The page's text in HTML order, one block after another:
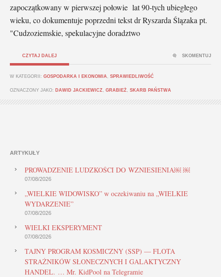
zapoczątkowany w pierwszej połowie lat 90-tych ubiegłego
wieku, co dokumentuje poprzedni tekst dr Ryszarda Ślązaka pt.
"Cudzoziemskie, spekulacyjne doradztwo
CZYTAJ DALEJ
W KATEGORII: GOSPODARKA I EKONOMIA SPRAWIEDLIWOŚĆ
OZNACZONY JAKO: DAWID JACKIEWICZ GRABIEŻ SKARB PAŃSTWA
SKOMENTUJ
ARTYKUŁY
PROWADZENIE LUDZKOŚCI DO WZNIESIENIA￼ ￼
07/08/2026
„WIELKIE WIDOWISKO” w oczekiwaniu na „WIELKIE
WYDARZENIE”
07/08/2026
WIELKI EKSPERYMENT
07/08/2026
TAJNY PROGRAM KOSMICZNY (SSP) — FLOTA
STRAŻNIKÓW SŁONECZNYCH I GALAKTYCZNY
HANDEL. … Mr. KidPool na Telegramie